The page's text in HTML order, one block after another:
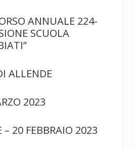
ANNUALE 224-
SCUOLA
ALLENDE
2023
– 20 FEBBRAIO 2023